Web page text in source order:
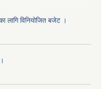
लागि विनियोजित बजेट ।